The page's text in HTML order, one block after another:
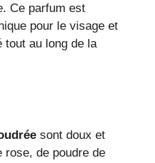
Ce parfum est
pour le visage et
tout au long de la
sont doux et
rose, de poudre de